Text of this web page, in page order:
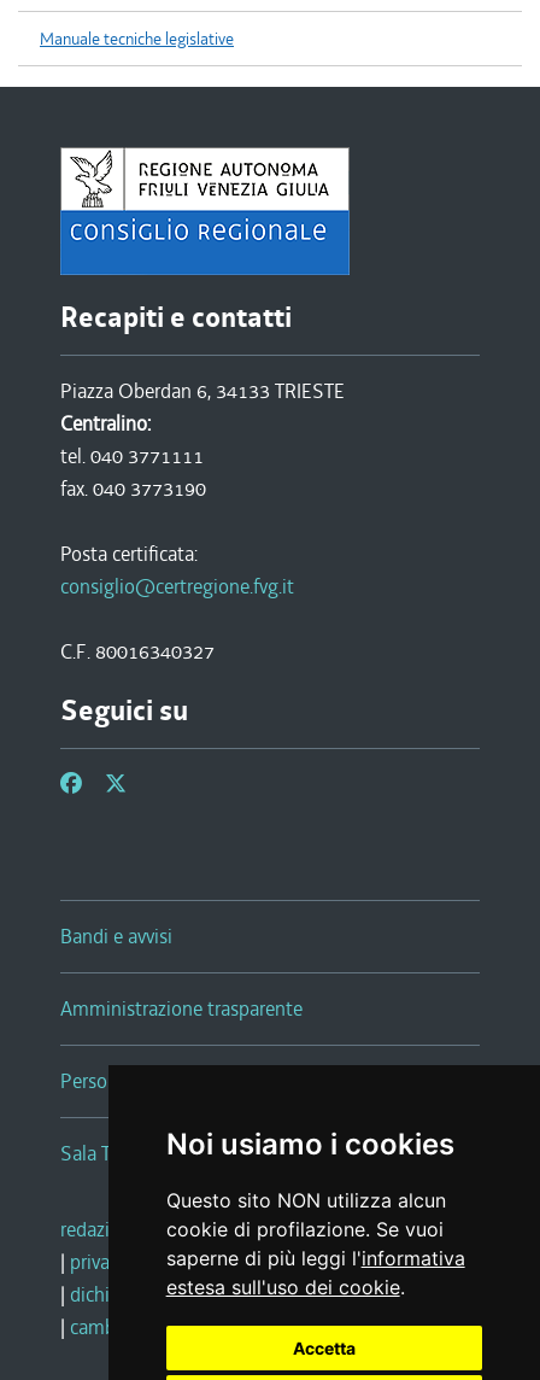
Noi usiamo i cookies
Questo sito NON utilizza alcun
cookie di profilazione. Se vuoi
saperne di più leggi l'informativa
estesa sull'uso dei cookie.
Accetta
Manuale tecniche legislative
Recapiti e contatti
Piazza Oberdan 6, 34133 TRIESTE
Centralino:
tel. 040 3771111
fax. 040 3773190
Posta certificata:
consiglio@certregione.fvg.it
C.F. 80016340327
Seguici su
Bandi e avvisi
Amministrazione trasparente
Persone e Uffici
Sala Tiziano Tessitori
redazione web |note legali |glossario
| privacy
social media policy
| dichiarazione di accessibilità |feedback
| cambio preferenze cookie